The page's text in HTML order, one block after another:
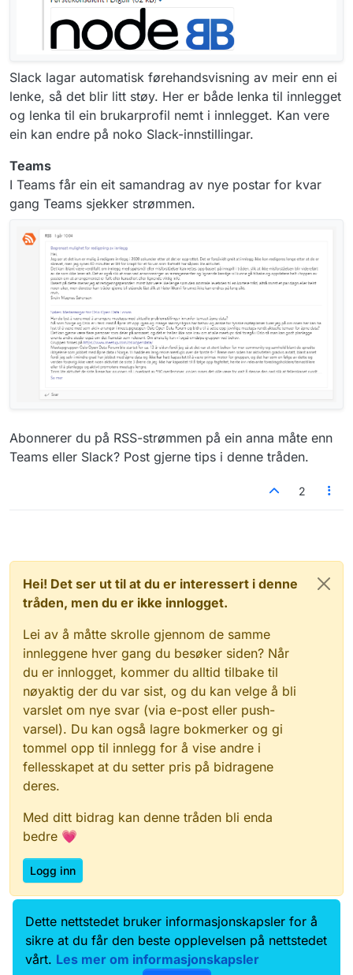
Slack lagar automatisk førehandsvisning av meir enn ei
lenke, så det blir litt støy. Her er både lenka til innlegget
og lenka til ein brukarprofil nemt i innlegget. Kan vere
ein kan endre på noko Slack-innstillingar.
Teams
I Teams får ein eit samandrag av nye postar for kvar
gang Teams sjekker strømmen.
Abonnerer du på RSS-strømmen på ein anna måte enn
Teams eller Slack? Post gjerne tips i denne tråden.
2
Hei! Det ser ut til at du er interessert i denne
tråden, men du er ikke innlogget.
Lei av å måtte skrolle gjennom de samme
innleggene hver gang du besøker siden? Når
du er innlogget, kommer du alltid tilbake til
nøyaktig der du var sist, og du kan velge å bli
varslet om nye svar (via e-post eller push-
varsel). Du kan også lagre bokmerker og gi
tommel opp til innlegg for å vise andre i
fellesskapet at du setter pris på bidragene
deres.
Med ditt bidrag kan denne tråden bli enda
bedre 💗
Logg inn
Data.norge.no
Kontakt oss
Samtykke og brukervilkår
Dette nettstedet bruker informasjonskapsler for å
sikre at du får den beste opplevelsen på nettstedet
vårt. Les mer om informasjonskapsler